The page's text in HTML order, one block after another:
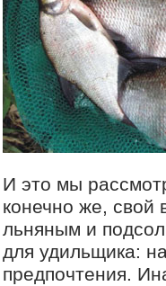
И это мы
конечно же, свой
льняным и
для удильщика:
предпочтения.